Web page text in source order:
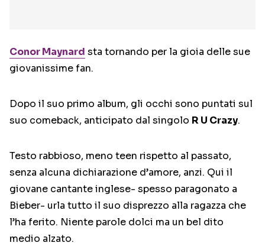
Conor Maynard sta tornando per la gioia delle sue
giovanissime fan.
Dopo il suo primo album, gli occhi sono puntati sul
suo comeback, anticipato dal singolo R U Crazy.
Testo rabbioso, meno teen rispetto al passato,
senza alcuna dichiarazione d’amore, anzi. Qui il
giovane cantante inglese- spesso paragonato a
Bieber- urla tutto il suo disprezzo alla ragazza che
l’ha ferito. Niente parole dolci ma un bel dito
medio alzato.